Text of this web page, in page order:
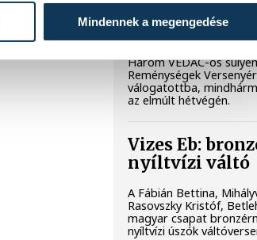
Mindennek a megengedése
Súlyos
Három VEDAC-os
Reménységek
válogatottba,
az elmúlt hétvégén.
Vizes Eb:
nyíltvízi váltó
A Fábián Bettina,
Rasovszky Kristóf,
magyar csapat
nyíltvízi úszók